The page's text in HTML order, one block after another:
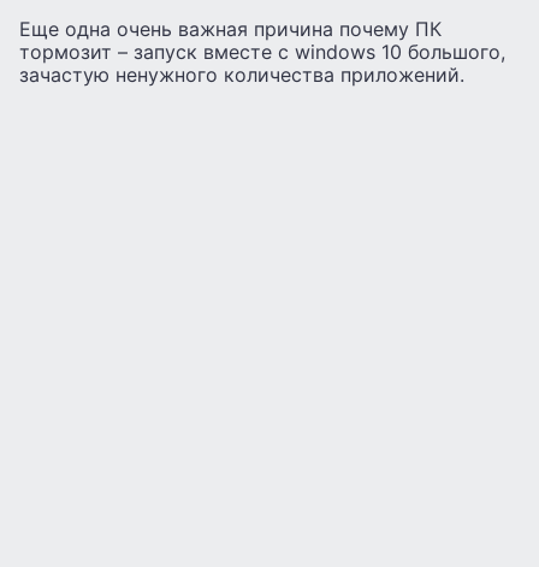
Еще одна очень важная причина почему ПК
тормозит – запуск вместе с windows 10 большого,
зачастую ненужного количества приложений.